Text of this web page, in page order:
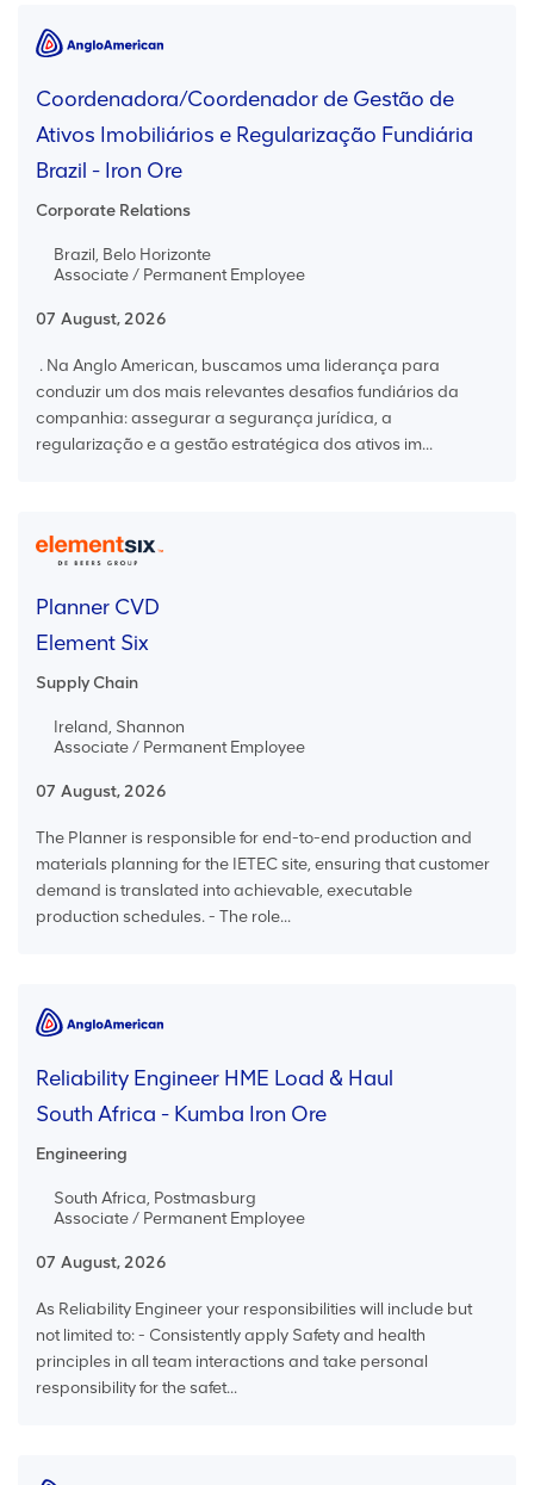
Coordenadora/Coordenador de Gestão de
Ativos Imobiliários e Regularização Fundiária
Brazil - Iron Ore
Corporate Relations
Brazil, Belo Horizonte
Associate / Permanent Employee
07 August, 2026
. Na Anglo American, buscamos uma liderança para
conduzir um dos mais relevantes desafios fundiários da
companhia: assegurar a segurança jurídica, a
regularização e a gestão estratégica dos ativos im...
Planner CVD
Element Six
Supply Chain
Ireland, Shannon
Associate / Permanent Employee
07 August, 2026
The Planner is responsible for end-to-end production and
materials planning for the IETEC site, ensuring that customer
demand is translated into achievable, executable
production schedules. - The role...
Reliability Engineer HME Load & Haul
South Africa - Kumba Iron Ore
Engineering
South Africa, Postmasburg
Associate / Permanent Employee
07 August, 2026
As Reliability Engineer your responsibilities will include but
not limited to: - Consistently apply Safety and health
principles in all team interactions and take personal
responsibility for the safet...